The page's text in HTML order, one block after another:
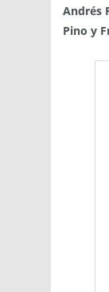
Andrés
Pino y